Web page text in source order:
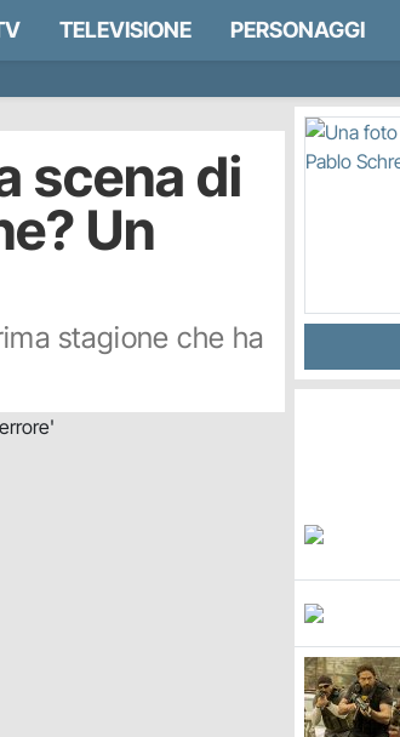
TELEVISIONE PERSONAGGI
scena di
Un
stagione che ha